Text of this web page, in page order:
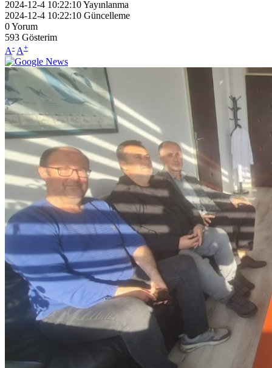
2024-12-4 10:22:10Yayınlanma
2024-12-4 10:22:10 Güncelleme
0Yorum
593 Gösterim
A- A+